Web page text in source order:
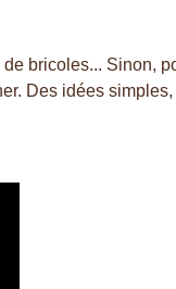
bricoles... Sinon,
Des idées